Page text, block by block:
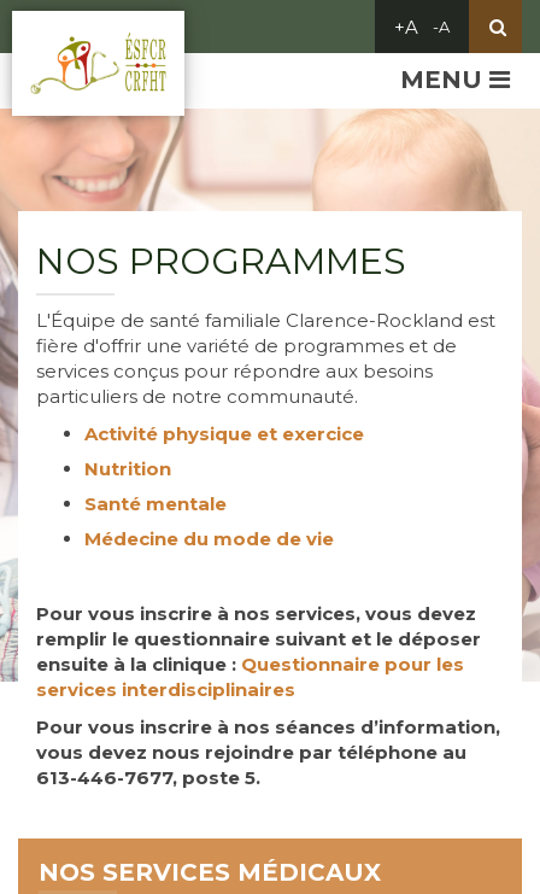
MENU
NOS PROGRAMMES
L'Équipe de santé familiale Clarence-Rockland est
fière d'offrir une variété de programmes et de
services conçus pour répondre aux besoins
particuliers de notre communauté.
Activité physique et exercice
Nutrition
Santé mentale
Médecine du mode de vie
Pour vous inscrire à nos services, vous devez
remplir le questionnaire suivant et le déposer
ensuite à la clinique : Questionnaire pour les
services interdisciplinaires
Pour vous inscrire à nos séances d’information,
vous devez nous rejoindre par téléphone au
613-446-7677, poste 5.
NOS SERVICES MÉDICAUX